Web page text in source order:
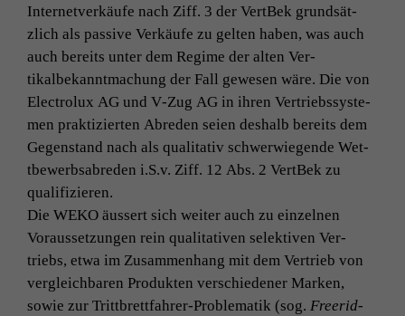
Inter­netverkäufe nach Ziff. 3 der Vert­Bek grund­sät­
zlich als pas­sive Verkäufe zu gel­ten haben, was auch
auch bere­its unter dem Regime der alten Ver­
tikalbekan­nt­machung der Fall gewe­sen wäre. Die von
Elec­trolux AG und V‑Zug AG in ihren Ver­trieb­ssys­te­
men prak­tizierten Abre­den seien deshalb bere­its dem
Gegen­stand nach als qual­i­ta­tiv schw­er­wiegende Wet­
tbe­werb­sabre­den i.S.v. Ziff. 12 Abs. 2 Vert­Bek zu
qualifizieren.
Die WEKO äussert sich weit­er auch zu einzel­nen
Voraus­set­zun­gen rein qual­i­ta­tiv­en selek­tiv­en Ver­
triebs, etwa im Zusam­men­hang mit dem Ver­trieb von
ver­gle­ich­baren Pro­duk­ten ver­schieden­er Marken,
sowie zur Trit­tbret­tfahrer-Prob­lematik (sog. Freerid­